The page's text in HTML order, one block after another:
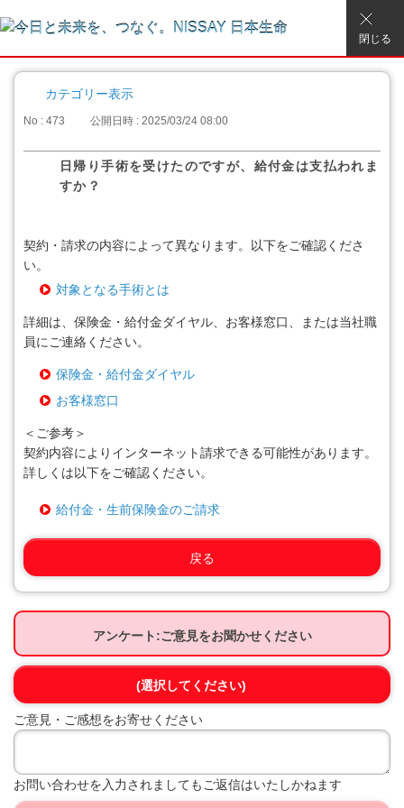
閉じる
カテゴリー表示
No : 473 公開日時 : 2025/03/24 08:00
日帰り手術を受けたのですが、給付金は支払われま
すか？
契約・請求の内容によって異なります。以下をご確認くださ
い。
対象となる手術とは
詳細は、保険金・給付金ダイヤル、お客様窓口、または当社職
員にご連絡ください。
保険金・給付金ダイヤル
お客様窓口
＜ご参考＞
契約内容によりインターネット請求できる可能性があります。
詳しくは以下をご確認ください。
給付金・生前保険金のご請求
戻る
アンケート:ご意見をお聞かせください
(選択してください)
ご意見・ご感想をお寄せください
お問い合わせを入力されましてもご返信はいたしかねます